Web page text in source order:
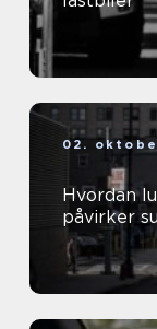
02.
Hvordan
påvirker